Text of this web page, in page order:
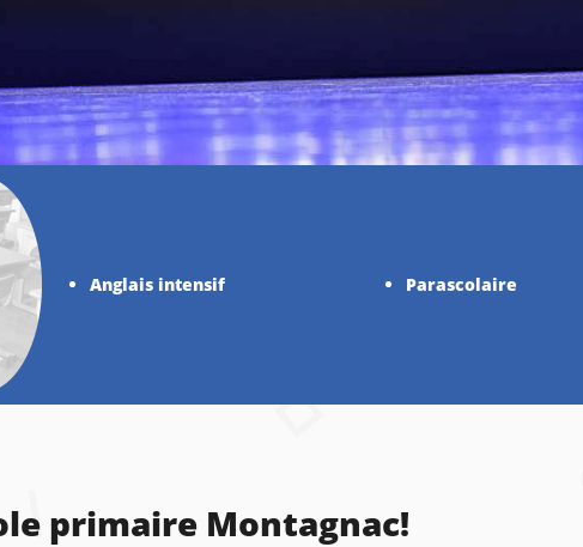
Anglais intensif Parascolaire
primaire Montagnac!